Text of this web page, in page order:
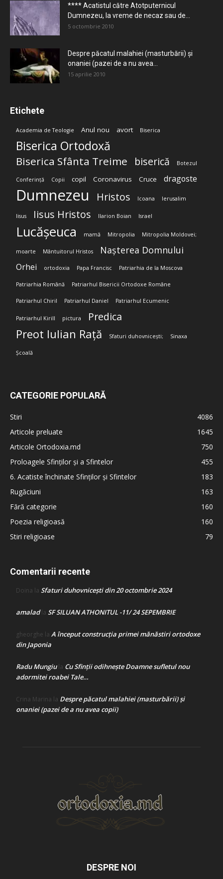
**** Acatistul către Atotputernicul
Dumnezeu, la vreme de necaz sau de...
5 octombrie 2010
Despre păcatul malahiei (masturbării) şi
onaniei (pazei de a nu avea...
15 aprilie 2010
Etichete
Academia de Teologie Anul nou avort Biserica
Biserica Ortodoxă
Biserica Sfânta Treime biserică Botezul
Conferință Copii copil Coronavirus Cruce dragoste
Dumnezeu Hristos Icoana Ierusalim
Iisus Iisus Hristos Ilarion Boian Israel
Lucășeuca mamă Mitropolia Mitropolia Moldovei;
moarte Mântuitorul Hristos Nașterea Domnului
Orhei ortodoxia Papa Francisc Patriarhia de la Moscova
Patriarhia Română Patriarhul Bisericii Ortodoxe Române
Patriarhul Chiril Patriarhul Daniel Patriarhul Ecumenic
Patriarhul Kirill pictura Predica
Preot Iulian Rață Sfaturi duhovnicești; Sinaxa
Școală
CATEGORIE POPULARĂ
Stiri
4086
Articole preluate
1645
Articole Ortodoxia.md
750
Proloagele Sfinților și a Sfintelor
455
6. Acatiste închinate Sfinților și Sfintelor
183
Rugăciuni
163
Fără categorie
160
Poezia religioasă
160
Stiri religioase
79
Comentarii recente
Doina la Sfaturi duhovnicești din 20 octombrie 2024
amaladla SF SILUAN ATHONITUL -11/ 24 SEPEMBRIE
gheorghe la A început construcţia primei mănăstiri ortodoxe
din Japonia
Radu Mungiula Cu Sfinții odihnește Doamne sufletul nou
adormitei roabei Tale…
Crina Marina la Despre păcatul malahiei (masturbării) şi
onaniei (pazei de a nu avea copii)
DESPRE NOI